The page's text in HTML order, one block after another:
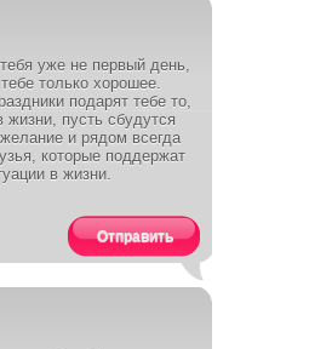
уже не первый день,
только хорошее.
подарят тебе то,
жизни, пусть сбудутся
и рядом всегда
которые поддержат
в жизни.
Отправить